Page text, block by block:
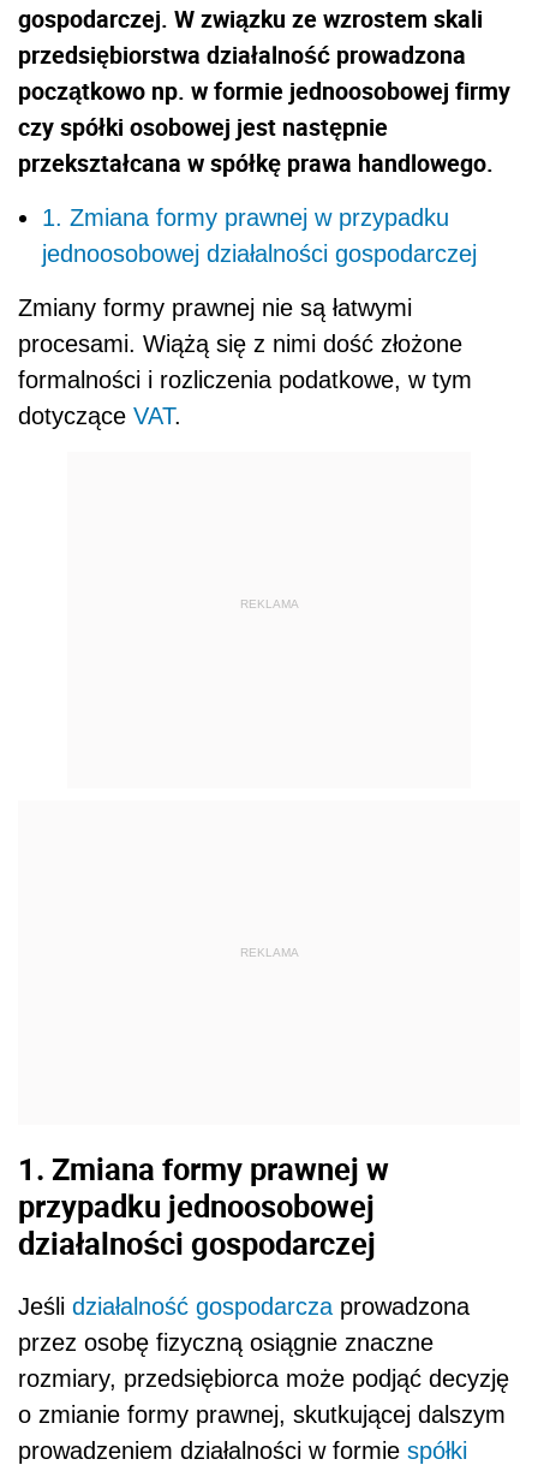
gospodarczej. W związku ze wzrostem skali
przedsiębiorstwa działalność prowadzona
początkowo np. w formie jednoosobowej firmy
czy spółki osobowej jest następnie
przekształcana w spółkę prawa handlowego.
1. Zmiana formy prawnej w przypadku
jednoosobowej działalności gospodarczej
Zmiany formy prawnej nie są łatwymi
procesami. Wiążą się z nimi dość złożone
formalności i rozliczenia podatkowe, w tym
dotyczące VAT.
REKLAMA
REKLAMA
1. Zmiana formy prawnej w
przypadku jednoosobowej
działalności gospodarczej
Jeśli działalność gospodarcza prowadzona
przez osobę fizyczną osiągnie znaczne
rozmiary, przedsiębiorca może podjąć decyzję
o zmianie formy prawnej, skutkującej dalszym
prowadzeniem działalności w formie spółki